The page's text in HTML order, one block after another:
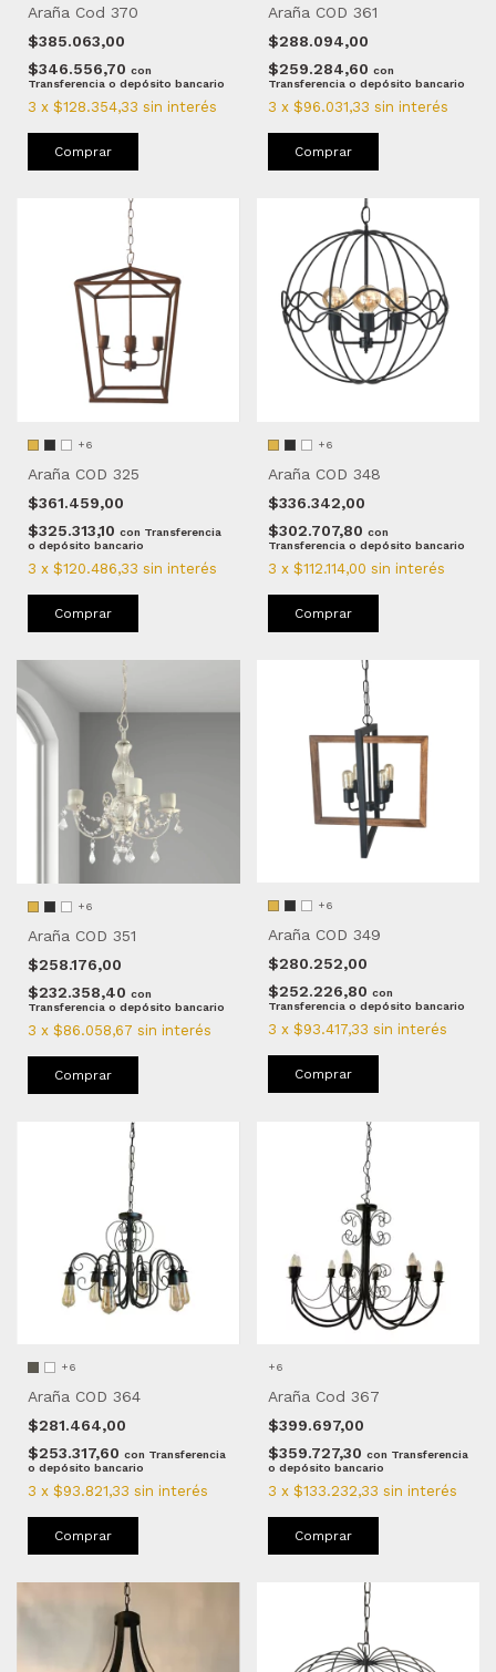
Araña Cod 370
$385.063,00
$346.556,70 con
Transferencia o depósito bancario
3 x $128.354,33 sin interés
Comprar
Araña COD 361
$288.094,00
$259.284,60 con
Transferencia o depósito bancario
3 x $96.031,33 sin interés
Comprar
+6
Araña COD 325
$361.459,00
$325.313,10 con Transferencia
o depósito bancario
3 x $120.486,33 sin interés
Comprar
+6
Araña COD 348
$336.342,00
$302.707,80 con
Transferencia o depósito bancario
3 x $112.114,00 sin interés
Comprar
+6
Araña COD 351
$258.176,00
$232.358,40 con
Transferencia o depósito bancario
3 x $86.058,67 sin interés
Comprar
+6
Araña COD 349
$280.252,00
$252.226,80 con
Transferencia o depósito bancario
3 x $93.417,33 sin interés
Comprar
+6
Araña COD 364
$281.464,00
$253.317,60 con Transferencia
o depósito bancario
3 x $93.821,33 sin interés
Comprar
+6
Araña Cod 367
$399.697,00
$359.727,30 con Transferencia
o depósito bancario
3 x $133.232,33 sin interés
Comprar